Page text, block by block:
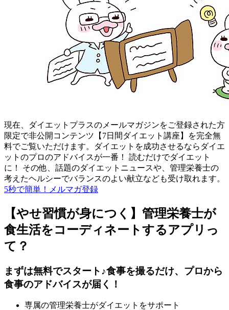
現在、ダイエットプラスのメールマガジンをご登録された方
限定で非公開コンテンツ【7日間ダイエット講座】を完全無
料でご覧いただけます。ダイエットを成功させるならダイエ
ットのプロのアドバイスが一番！ 読むだけでダイエット
に！ その他、話題のダイエットニュースや、管理栄養士の
考えたヘルシーでバランスのよい献立なども受け取れます。
5秒で簡単！メルマガ登録
【やせ習慣が身につく】管理栄養士が
食生活をコーディネートするアプリっ
て？
まずは無料でスタート♪食事を撮るだけ、プロから
食事のアドバイスが届く！
専属の管理栄養士がダイエットをサポート